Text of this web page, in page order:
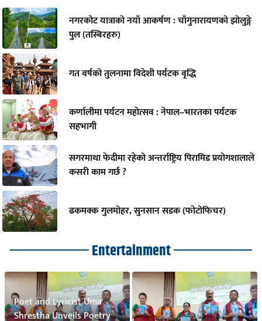
नगरकोट यात्राको नयाँ आकर्षण : चाँगुनारायणको झोलुङ्गे
पुल (तस्बिरहरु)
गत वर्षको तुलनामा विदेशी पर्यटक वृद्धि
कर्णालीमा पर्यटन महोत्सव : नेपाल–भारतका पर्यटक
सहभागी
सगरमाथा फेदीमा रहेको अन्तर्राष्ट्रिय पिरामिड प्रयोगशालाले
कसरी काम गर्छ ?
ढकमक्क गुलमोहर, सुनसान सडक (फोटोफिचर)
Entertainment
Poet and Lyricist Uma
Shrestha Unveils Poetry